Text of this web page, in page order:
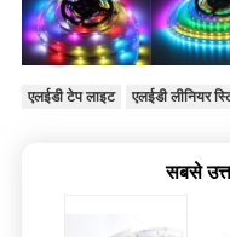
एलईडी टेप लाइट एलईडी लीनियर
सबसे